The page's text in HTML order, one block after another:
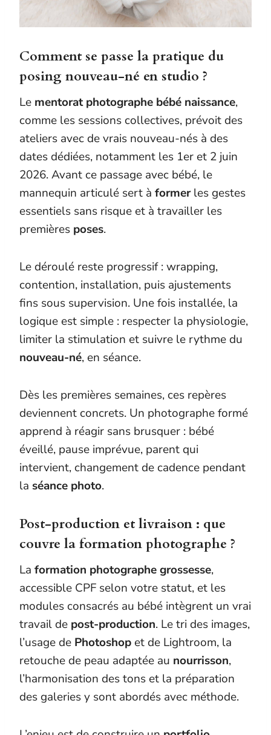
Comment se passe la pratique du
posing nouveau-né en studio ?
Le mentorat photographe bébé naissance,
comme les sessions collectives, prévoit des
ateliers avec de vrais nouveau-nés à des
dates dédiées, notamment les 1er et 2 juin
2026. Avant ce passage avec bébé, le
mannequin articulé sert à formerles gestes
essentiels sans risque et à travailler les
premières poses.
Le déroulé reste progressif : wrapping,
contention, installation, puis ajustements
fins sous supervision. Une fois installée, la
logique est simple : respecter la physiologie,
limiter la stimulation et suivre le rythme du
nouveau-né, en séance.
Dès les premières semaines, ces repères
deviennent concrets. Un photographe formé
apprend à réagir sans brusquer : bébé
éveillé, pause imprévue, parent qui
intervient, changement de cadence pendant
la séance photo.
Post-production et livraison : que
couvre la formation photographe ?
La formation photographe grossesse,
accessible CPF selon votre statut, et les
modules consacrés au bébé intègrent un vrai
travail de post-production. Le tri des images,
l’usage de Photoshop et de Lightroom, la
retouche de peau adaptée au nourrisson,
l’harmonisation des tons et la préparation
des galeries y sont abordés avec méthode.